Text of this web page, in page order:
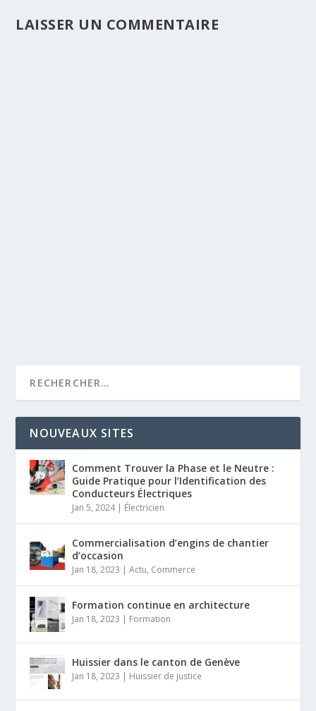
LAISSER UN COMMENTAIRE
NOUVEAUX SITES
Comment Trouver la Phase et le Neutre :
Guide Pratique pour l’Identification des
Conducteurs Électriques
Jan 5, 2024| Électricien
Commercialisation d’engins de chantier
d’occasion
Jan 18, 2023 |Actu, Commerce
Formation continue en architecture
Jan 18, 2023 | Formation
Huissier dans le canton de Genève
Jan 18, 2023 | Huissier de justice